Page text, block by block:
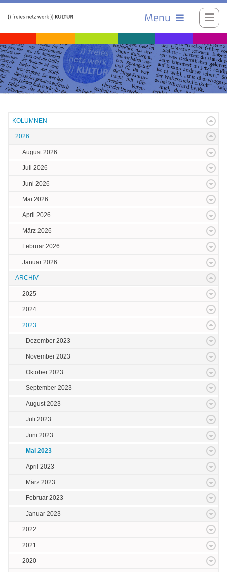
Menu
KOLUMNEN
2026
August 2026
Juli 2026
Juni 2026
Mai 2026
April 2026
März 2026
Februar 2026
Januar 2026
ARCHIV
2025
2024
2023
Dezember 2023
November 2023
Oktober 2023
September 2023
August 2023
Juli 2023
Juni 2023
Mai 2023
April 2023
März 2023
Februar 2023
Januar 2023
2022
2021
2020